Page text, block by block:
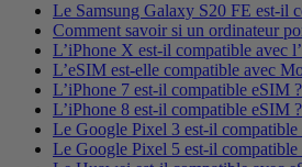
Le Samsung Galaxy S20 FE est-il
Comment savoir si un ordinateur
L’iPhone X est-il compatible avec
L’eSIM est-elle compatible avec
L’iPhone 7 est-il compatible eSIM ?
L’iPhone 8 est-il compatible eSIM ?
Le Google Pixel 3 est-il compatible
Le Google Pixel 5 est-il compatible